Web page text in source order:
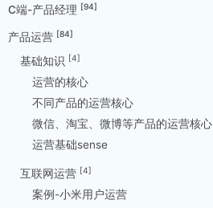
C端-产品经理 [94]
产品运营 [84]
基础知识 [4]
运营的核心
不同产品的运营核心
微信、淘宝、微博等产品的运营核心
运营基础sense
互联网运营 [4]
案例-小米用户运营